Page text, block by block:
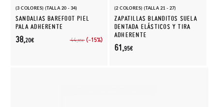
(3 COLORES) (TALLA 20 - 34)
SANDALIAS BAREFOOT PIEL
PALA ADHERENTE
44,95€ (-15%)
38,20€
(2 COLORES) (TALLA 21 - 27)
ZAPATILLAS BLANDITOS SUELA
DENTADA ELÁSTICOS Y TIRA
ADHERENTE
61,95€